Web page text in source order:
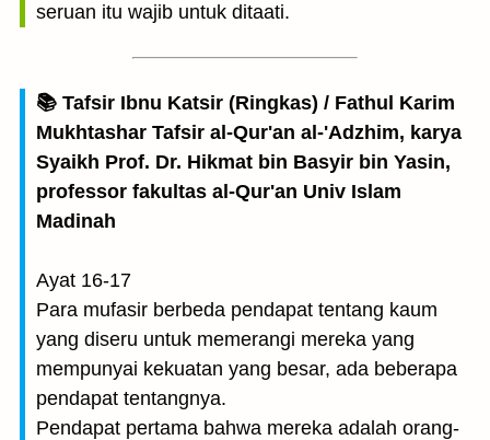
seruan itu wajib untuk ditaati.
📚 Tafsir Ibnu Katsir (Ringkas) / Fathul Karim
Mukhtashar Tafsir al-Qur'an al-'Adzhim, karya
Syaikh Prof. Dr. Hikmat bin Basyir bin Yasin,
professor fakultas al-Qur'an Univ Islam
Madinah
Ayat 16-17
Para mufasir berbeda pendapat tentang kaum
yang diseru untuk memerangi mereka yang
mempunyai kekuatan yang besar, ada beberapa
pendapat tentangnya.
Pendapat pertama bahwa mereka adalah orang-